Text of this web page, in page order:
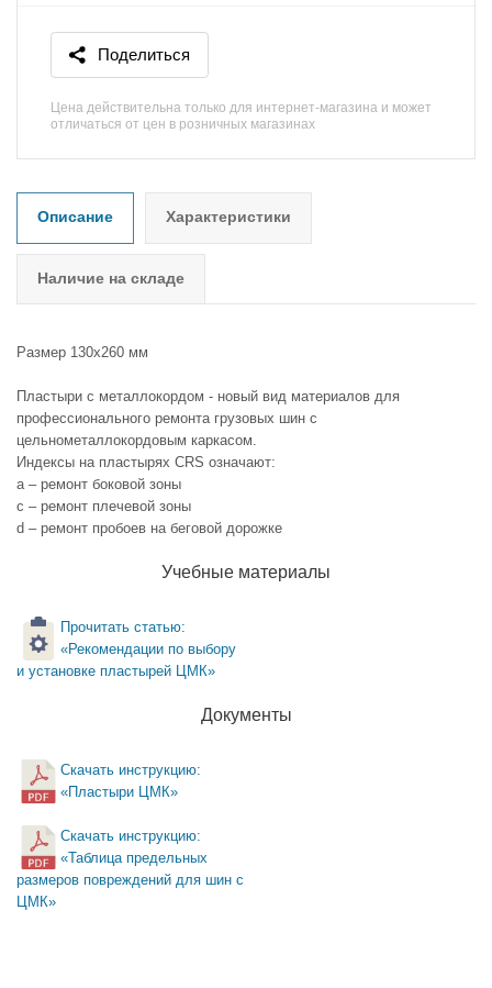
Поделиться
Цена действительна только для интернет-магазина и может
отличаться от цен в розничных магазинах
Описание Характеристики
Наличие на складе
Размер 130х260 мм
Пластыри с металлокордом - новый вид материалов для
профессионального ремонта грузовых шин с
цельнометаллокордовым каркасом.
Индексы на пластырях CRS означают:
a – ремонт боковой зоны
c – ремонт плечевой зоны
d – ремонт пробоев на беговой дорожке
Учебные материалы
Прочитать статью:
«Рекомендации по выбору
и установке пластырей ЦМК»
Документы
Скачать инструкцию:
«Пластыри ЦМК»
Скачать инструкцию:
«Таблица предельных
размеров повреждений для шин с
ЦМК»